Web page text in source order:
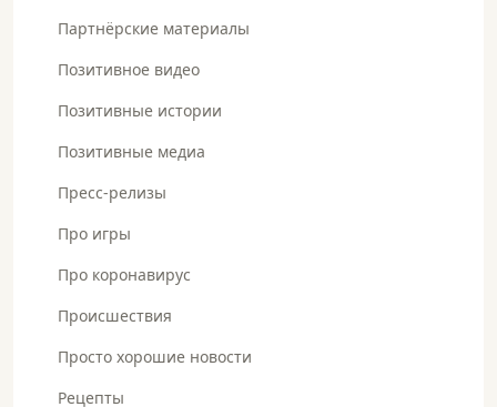
Партнёрские материалы
Позитивное видео
Позитивные истории
Позитивные медиа
Пресс-релизы
Про игры
Про коронавирус
Происшествия
Просто хорошие новости
Рецепты